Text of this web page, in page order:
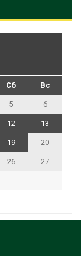
Сб Вс
5 6
12 13
19 20
26 27